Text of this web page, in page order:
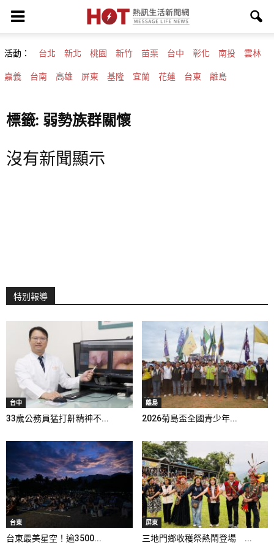
活動： 台北 新北 桃園 新竹 苗栗 台中 彰化 南投 雲林
嘉義 台南 高雄 屏東 基隆 宜蘭 花蓮 台東 離島
標籤: 弱勢族群關懷
沒有新聞顯示
特別報導
台中
33歲公務員猛打鼾精神不...
離島
2026菊島盃全國青少年...
台東
台東最美星空！逾3500...
屏東
三地門鄉收穫祭熱鬧登場 ...